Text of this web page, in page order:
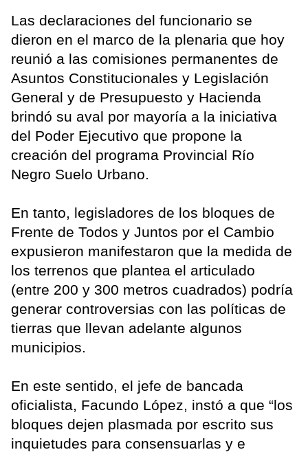
Las declaraciones del funcionario se
dieron en el marco de la plenaria que hoy
reunió a las comisiones permanentes de
Asuntos Constitucionales y Legislación
General y de Presupuesto y Hacienda
brindó su aval por mayoría a la iniciativa
del Poder Ejecutivo que propone la
creación del programa Provincial Río
Negro Suelo Urbano.
En tanto, legisladores de los bloques de
Frente de Todos y Juntos por el Cambio
expusieron manifestaron que la medida de
los terrenos que plantea el articulado
(entre 200 y 300 metros cuadrados) podría
generar controversias con las políticas de
tierras que llevan adelante algunos
municipios.
En este sentido, el jefe de bancada
oficialista, Facundo López, instó a que “los
bloques dejen plasmada por escrito sus
inquietudes para consensuarlas y e